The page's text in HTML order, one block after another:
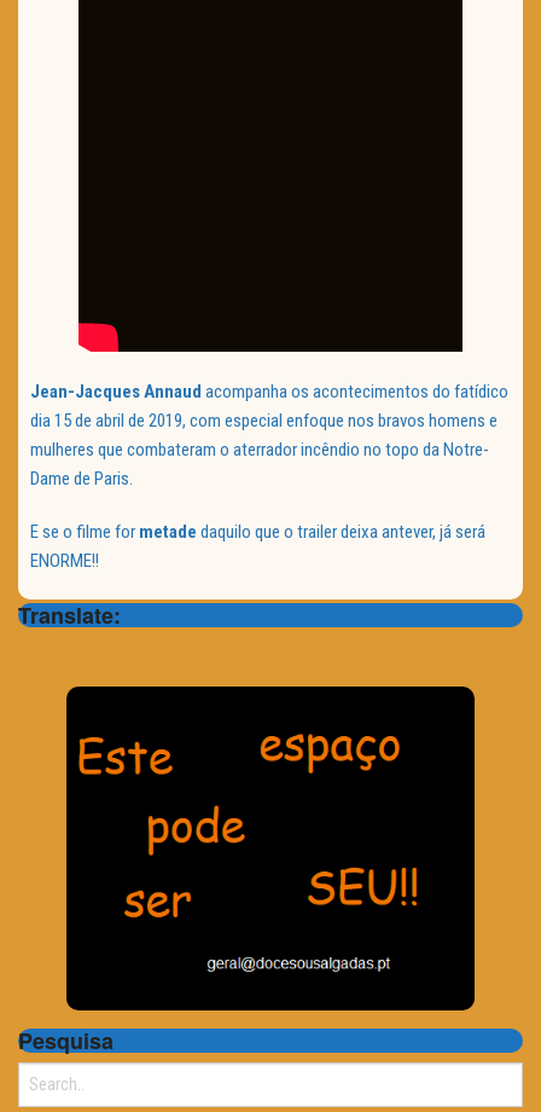
Jean-Jacques Annaud acompanha os acontecimentos do fatídico
dia 15 de abril de 2019, com especial enfoque nos bravos homens e
mulheres que combateram o aterrador incêndio no topo da Notre-
Dame de Paris.
E se o filme for metade daquilo que o trailer deixa antever, já será
ENORME!!
Translate:
Pesquisa
Search